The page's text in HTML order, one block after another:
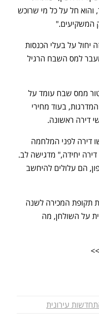
המשקיעים."
דירה ראשונה.
עירונית